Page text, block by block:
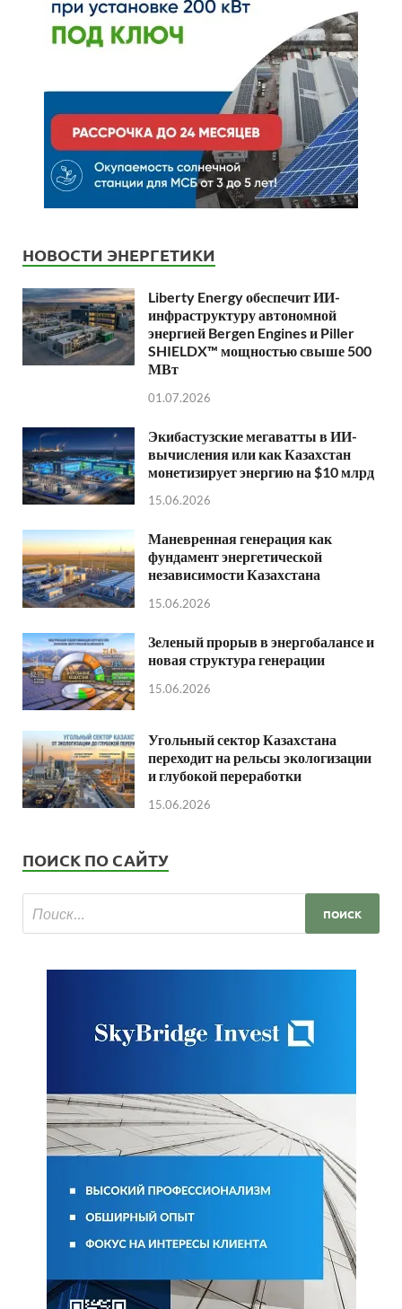
НОВОСТИ ЭНЕРГЕТИКИ
Liberty Energy обеспечит ИИ-
инфраструктуру автономной
энергией Bergen Engines и Piller
SHIELDX™ мощностью свыше 500
МВт
01.07.2026
Экибастузские мегаватты в ИИ-
вычисления или как Казахстан
монетизирует энергию на $10 млрд
15.06.2026
Маневренная генерация как
фундамент энергетической
независимости Казахстана
15.06.2026
Зеленый прорыв в энергобалансе и
новая структура генерации
15.06.2026
Угольный сектор Казахстана
переходит на рельсы экологизации
и глубокой переработки
15.06.2026
ПОИСК ПО САЙТУ